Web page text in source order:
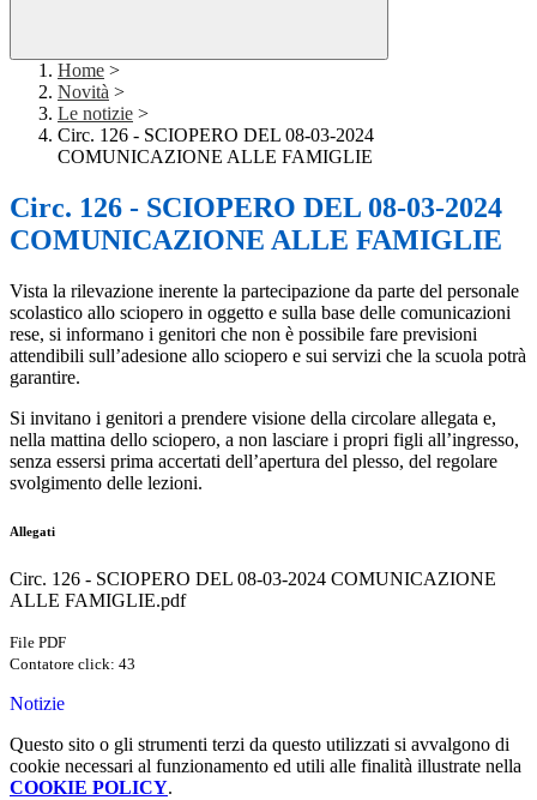
Home >
Novità >
Le notizie >
Circ. 126 - SCIOPERO DEL 08-03-2024
COMUNICAZIONE ALLE FAMIGLIE
Circ. 126 - SCIOPERO DEL 08-03-2024
COMUNICAZIONE ALLE FAMIGLIE
Vista la rilevazione inerente la partecipazione da parte del personale
scolastico allo sciopero in oggetto e sulla base delle comunicazioni
rese, si informano i genitori che non è possibile fare previsioni
attendibili sull’adesione allo sciopero e sui servizi che la scuola potrà
garantire.
Si invitano i genitori a prendere visione della circolare allegata e,
nella mattina dello sciopero, a non lasciare i propri figli all’ingresso,
senza essersi prima accertati dell’apertura del plesso, del regolare
svolgimento delle lezioni.
Allegati
Circ. 126 - SCIOPERO DEL 08-03-2024 COMUNICAZIONE
ALLE FAMIGLIE.pdf
File PDF
Contatore click: 43
Notizie
Questo sito o gli strumenti terzi da questo utilizzati si avvalgono di
cookie necessari al funzionamento ed utili alle finalità illustrate nella
COOKIE POLICY.